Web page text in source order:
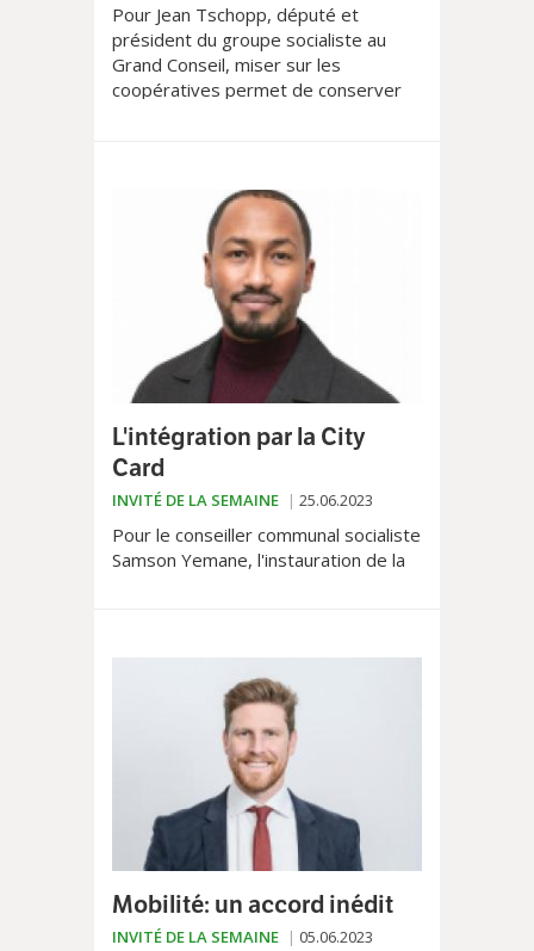
Pour Jean Tschopp, député et
président du groupe socialiste au
Grand Conseil, miser sur les
coopératives permet de conserver
L'intégration par la City
Card
INVITÉ DE LA SEMAINE 25.06.2023
Pour le conseiller communal socialiste
Samson Yemane, l'instauration de la
Mobilité: un accord inédit
INVITÉ DE LA SEMAINE 05.06.2023